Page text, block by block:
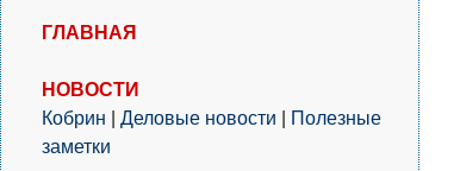
ГЛАВНАЯ
НОВОСТИ
Кобрин
Деловые новости
Полезные
заметки